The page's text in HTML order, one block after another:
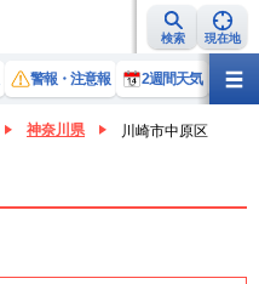
検索 現在地
警報・注意報 2週間天気 ラ
神奈川県 川崎市中原区